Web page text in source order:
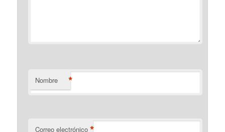
Nombre *
Correo electrónico